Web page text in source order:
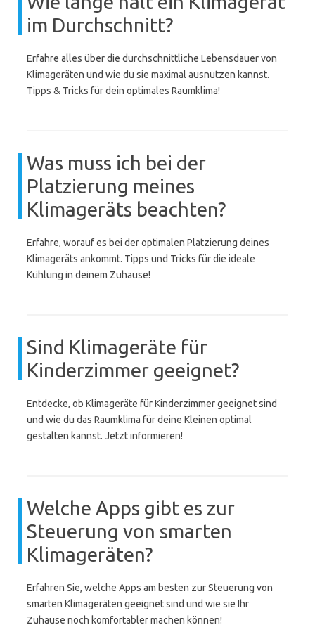
im Durchschnitt?
Erfahre alles über die durchschnittliche Lebensdauer von
Klimageräten und wie du sie maximal ausnutzen kannst.
Tipps & Tricks für dein optimales Raumklima!
Was muss ich bei der
Platzierung meines
Klimageräts beachten?
Erfahre, worauf es bei der optimalen Platzierung deines
Klimageräts ankommt. Tipps und Tricks für die ideale
Kühlung in deinem Zuhause!
Sind Klimageräte für
Kinderzimmer geeignet?
Entdecke, ob Klimageräte für Kinderzimmer geeignet sind
und wie du das Raumklima für deine Kleinen optimal
gestalten kannst. Jetzt informieren!
Welche Apps gibt es zur
Steuerung von smarten
Klimageräten?
Erfahren Sie, welche Apps am besten zur Steuerung von
smarten Klimageräten geeignet sind und wie sie Ihr
Zuhause noch komfortabler machen können!